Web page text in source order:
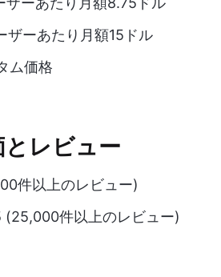
ザーあたり月額15ドル
ム価格
レビュー
件以上のレビュー)
(25,000件以上のレビュー)